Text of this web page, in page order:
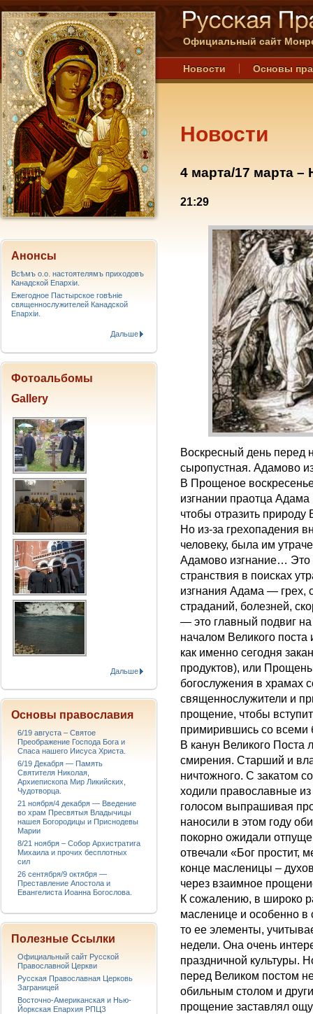
Официальный сайт
Новости Основы
Новости
4 марта/17 марта –
21:29
Воскресный день перед
сыропустная. Адамово
В Прощеное
изгнании праотца
чтобы отразить природу
Но из-за грехопадения
человеку, была им
Адамово изгнание… Это
странствия в поисках
изгнания Адама — грех,
страданий, болезней,
— это главный подвиг
началом Великого
как именно сегодня
продуктов), или
богослужения в храмах
священнослужители и
прощение, чтобы
примирившись со всеми
В канун Великого
смирения. Старший и
ничтожного. С закатом
ходили православные
голосом выпрашивая
наносили в этом году
покорно ожидали
отвечали «Бог простит,
конце масленицы –
через взаимное
К сожалению, в широко
масленице и особенно в
то ее элементы,
недели. Она очень
праздничной культуры.
перед Великом постом
обильным столом и
прощение заставлял
Анонсы
Всѣмъ о.о. настоятелямъ приходовъ
Канадской Епархiи.
Ежегодное Пастырское говѣніе
священнослужителей Канадской
Епархіи.
Дальше
Фотоальбомы
Gallery
Дальше
Основы православия
6/19 августа – Святое
Преображение Господа Бога и
Спаса нашего Иисуса Христа.
6/19 Декабря — Память
Святителя Николая,
Архиепископа Мир Ликийских,
Чудотворца.
21 ноября/4 декабря — Введение
во храм Пресвятыя Владычицы
нашея Богородицы и Приснодевы
Марии
8/21 ноября – Собор Архистратига
Михаила и прочих бесплотных
сил
26 сентября/9 октября —
Преставление Апостола и
Евангелиста Иоанна Богослова.
Полезные Ссылки
Официальный сайт Русской
Православной Церкви
Русская Православная Церковь
Заграницей
Восточно-Американская и Нью-
Йоркская Епархия РПЦЗ